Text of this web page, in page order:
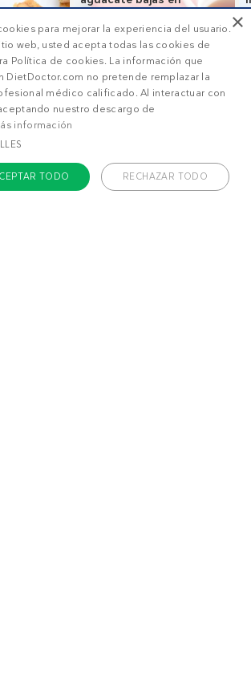
1g
carbohidratos
×
para mejorar la experiencia del usuario.
web, usted acepta todas las cookies de
Política de cookies. La información que
DietDoctor.com no pretende remplazar la
médico calificado. Al interactuar con
nuestro descargo de
información
TODO RECHAZAR TODO